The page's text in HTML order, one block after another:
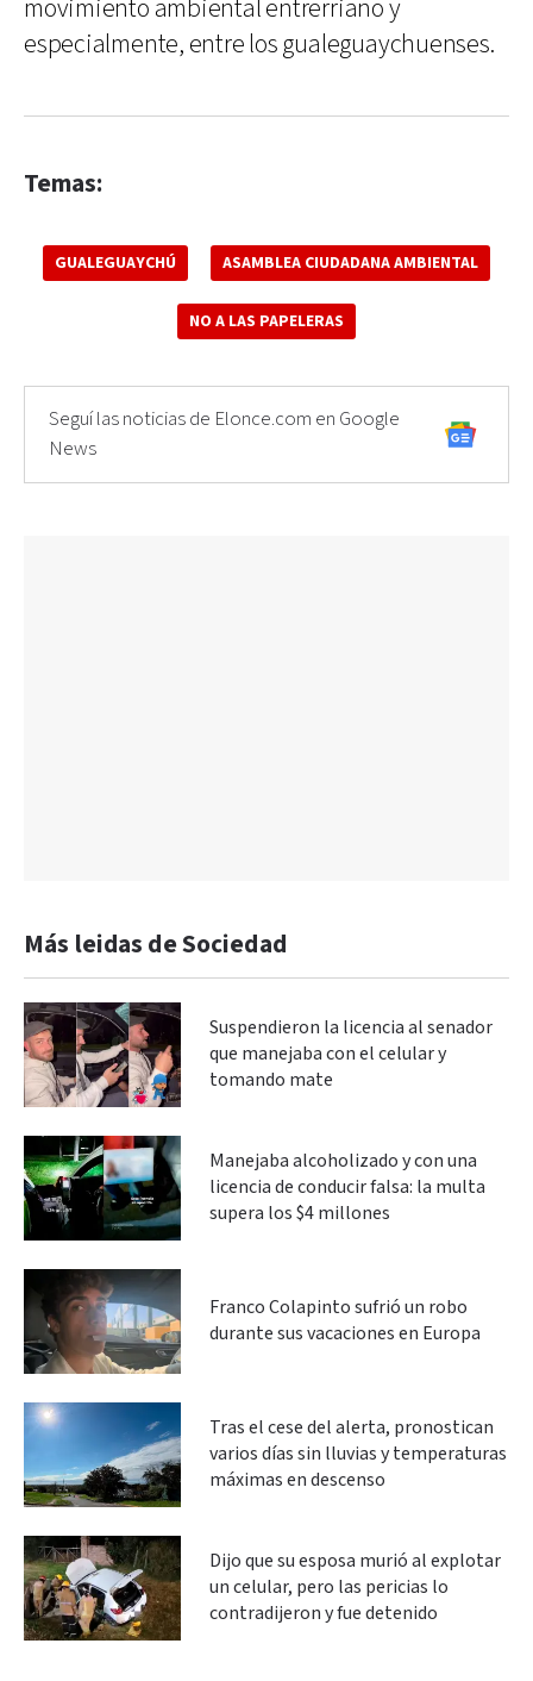
movimiento ambiental entrerriano y
especialmente, entre los gualeguaychuenses.
Temas:
GUALEGUAYCHÚ ASAMBLEA CIUDADANA AMBIENTAL
NO A LAS PAPELERAS
Seguí las noticias de Elonce.com en Google
News
Más leidas de Sociedad
Suspendieron la licencia al senador
que manejaba con el celular y
tomando mate
Manejaba alcoholizado y con una
licencia de conducir falsa: la multa
supera los $4 millones
Franco Colapinto sufrió un robo
durante sus vacaciones en Europa
Tras el cese del alerta, pronostican
varios días sin lluvias y temperaturas
máximas en descenso
Dijo que su esposa murió al explotar
un celular, pero las pericias lo
contradijeron y fue detenido